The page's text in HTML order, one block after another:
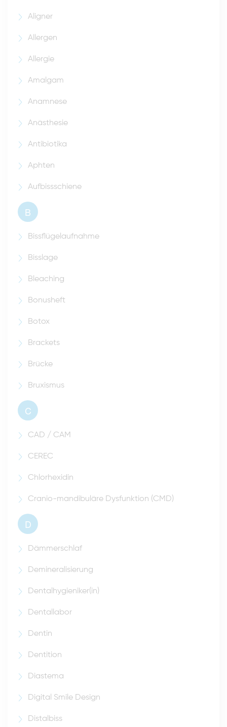
Aligner
Allergen
Allergie
Amalgam
Anamnese
Anästhesie
Antibiotika
Aphten
Aufbissschiene
B
Bissflügelaufnahme
Bisslage
Bleaching
Bonusheft
Botox
Brackets
Brücke
Bruxismus
C
CAD / CAM
CEREC
Chlorhexidin
Cranio-mandibuläre Dysfunktion (CMD)
D
Dämmerschlaf
Demineralisierung
Dentalhygieniker(in)
Dentallabor
Dentin
Dentition
Diastema
Digital Smile Design
Distalbiss